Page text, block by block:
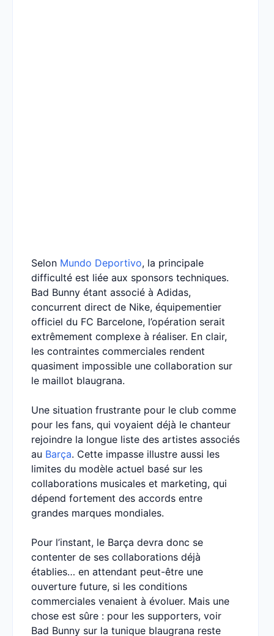
Selon Mundo Deportivo, la principale
difficulté est liée aux sponsors techniques.
Bad Bunny étant associé à Adidas,
concurrent direct de Nike, équipementier
officiel du FC Barcelone, l’opération serait
extrêmement complexe à réaliser. En clair,
les contraintes commerciales rendent
quasiment impossible une collaboration sur
le maillot blaugrana.
Une situation frustrante pour le club comme
pour les fans, qui voyaient déjà le chanteur
rejoindre la longue liste des artistes associés
au Barça. Cette impasse illustre aussi les
limites du modèle actuel basé sur les
collaborations musicales et marketing, qui
dépend fortement des accords entre
grandes marques mondiales.
Pour l’instant, le Barça devra donc se
contenter de ses collaborations déjà
établies… en attendant peut-être une
ouverture future, si les conditions
commerciales venaient à évoluer. Mais une
chose est sûre : pour les supporters, voir
Bad Bunny sur la tunique blaugrana reste